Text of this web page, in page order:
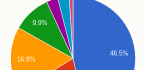
46.5%
9.9%
16.8%
Kriminalitätsindex nach Land
Gesundheitsversorgung
Gesundheitsversorgungs-Index